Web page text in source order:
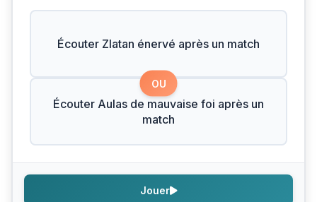
Écouter Zlatan énervé après un match
OU
Écouter Aulas de mauvaise foi après un
match
Jouer